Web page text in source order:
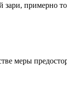
примерно
меры